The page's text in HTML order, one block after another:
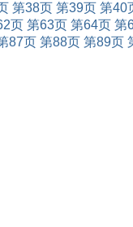
第38页 第39页 第40
页 第63页 第64页 第
87页 第88页 第89页